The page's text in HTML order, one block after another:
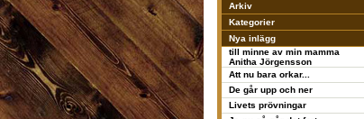
Arkiv
Kategorier
Nya inlägg
till minne av min mamma
Anitha Jörgensson
Att nu bara orkar...
De går upp och ner
Livets prövningar